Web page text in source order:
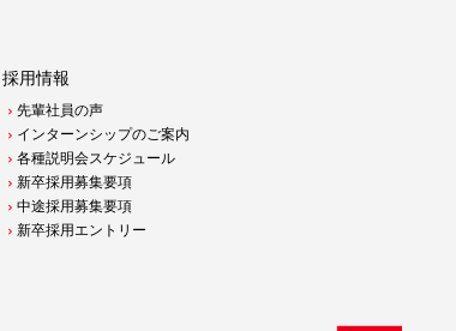
採用情報
先輩社員の声
インターンシップのご案内
各種説明会スケジュール
新卒採用募集要項
中途採用募集要項
新卒採用エントリー